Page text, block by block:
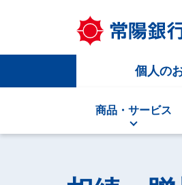
個人の
商品・サービス